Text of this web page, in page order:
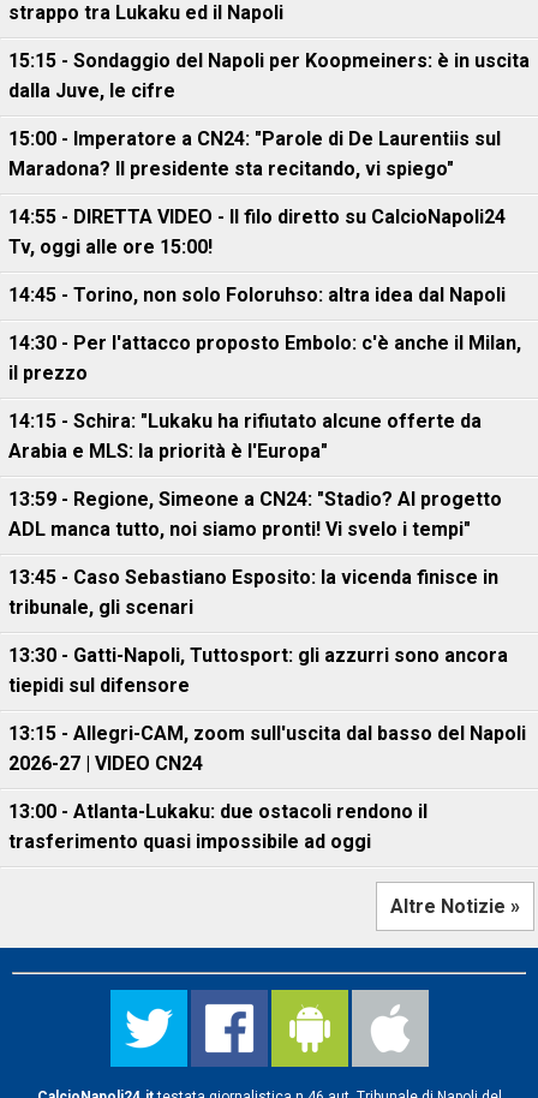
strappo tra Lukaku ed il Napoli
15:15 - Sondaggio del Napoli per Koopmeiners: è in uscita
dalla Juve, le cifre
15:00 - Imperatore a CN24: "Parole di De Laurentiis sul
Maradona? Il presidente sta recitando, vi spiego"
14:55 - DIRETTA VIDEO - Il filo diretto su CalcioNapoli24
Tv, oggi alle ore 15:00!
14:45 - Torino, non solo Foloruhso: altra idea dal Napoli
14:30 - Per l'attacco proposto Embolo: c'è anche il Milan,
il prezzo
14:15 - Schira: "Lukaku ha rifiutato alcune offerte da
Arabia e MLS: la priorità è l'Europa"
13:59 - Regione, Simeone a CN24: "Stadio? Al progetto
ADL manca tutto, noi siamo pronti! Vi svelo i tempi"
13:45 - Caso Sebastiano Esposito: la vicenda finisce in
tribunale, gli scenari
13:30 - Gatti-Napoli, Tuttosport: gli azzurri sono ancora
tiepidi sul difensore
13:15 - Allegri-CAM, zoom sull'uscita dal basso del Napoli
2026-27 | VIDEO CN24
13:00 - Atlanta-Lukaku: due ostacoli rendono il
trasferimento quasi impossibile ad oggi
Altre Notizie »